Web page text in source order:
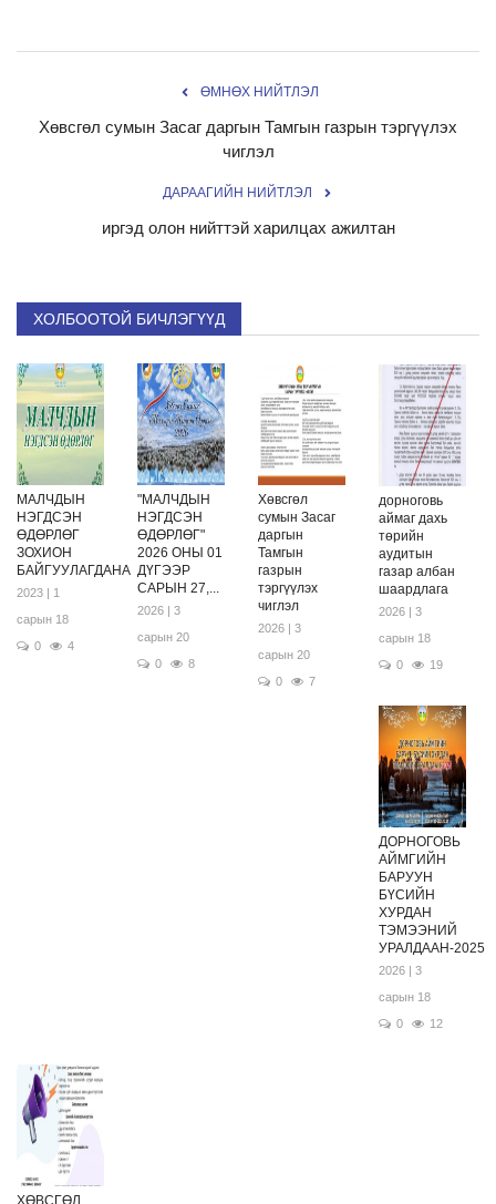
ӨМНӨХ НИЙТЛЭЛ
Хөвсгөл сумын Засаг даргын Тамгын газрын тэргүүлэх
чиглэл
ДАРААГИЙН НИЙТЛЭЛ
иргэд олон нийттэй харилцах ажилтан
ХОЛБООТОЙ БИЧЛЭГҮҮД
МАЛЧДЫН
НЭГДСЭН
ӨДӨРЛӨГ
ЗОХИОН
БАЙГУУЛАГДАНА
2023 | 1
сарын 18
0
4
"МАЛЧДЫН
НЭГДСЭН
ӨДӨРЛӨГ"
2026 ОНЫ 01
ДҮГЭЭР
САРЫН 27,...
2026 | 3
сарын 20
0
8
Хөвсгөл
сумын Засаг
даргын
Тамгын
газрын
тэргүүлэх
чиглэл
2026 | 3
сарын 20
0
7
дорноговь
аймаг дахь
төрийн
аудитын
газар албан
шаардлага
2026 | 3
сарын 18
0
19
ДОРНОГОВЬ
АЙМГИЙН
БАРУУН
БҮСИЙН
ХУРДАН
ТЭМЭЭНИЙ
УРАЛДААН-2025
2026 | 3
сарын 18
0
12